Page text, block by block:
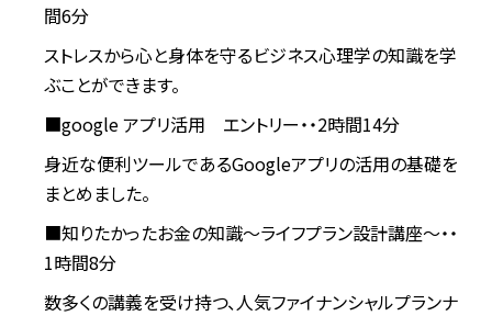
間6分
ストレスから心と身体を守るビジネス心理学の知識を学
ぶことができます。
■google アプリ活用 エントリー・・2時間14分
身近な便利ツールであるGoogleアプリの活用の基礎を
まとめました。
■知りたかったお金の知識～ライフプラン設計講座～・・
1時間8分
数多くの講義を受け持つ、人気ファイナンシャルプランナ